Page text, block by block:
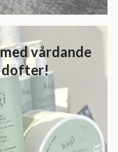
vårdande
dofter!